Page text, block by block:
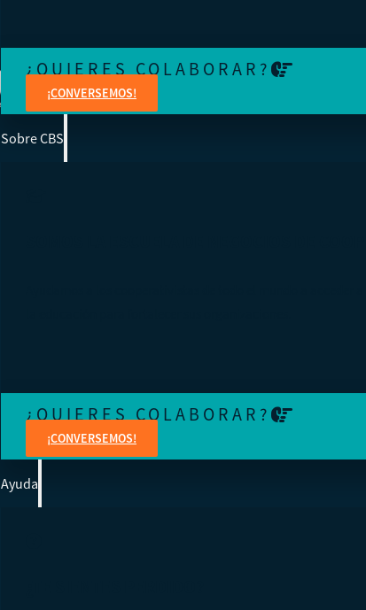
¿QUIERES COLABORAR?
¡CONVERSEMOS!
Sobre CBS
¿QUIERES COLABORAR?
¡CONVERSEMOS!
Ayuda